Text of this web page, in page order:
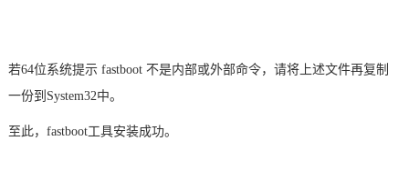
若64位系统提示 fastboot 不是内部或外部命令，请将上述文件再复制
一份到System32中。
至此， fastboot工具安装成功。